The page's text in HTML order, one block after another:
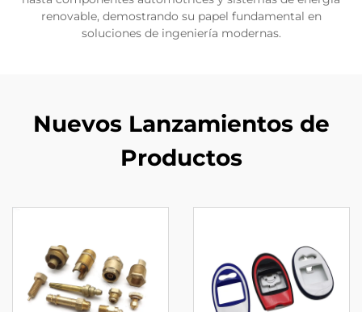
renovable, demostrando su papel fundamental en
soluciones de ingeniería modernas.
Nuevos Lanzamientos de
Productos